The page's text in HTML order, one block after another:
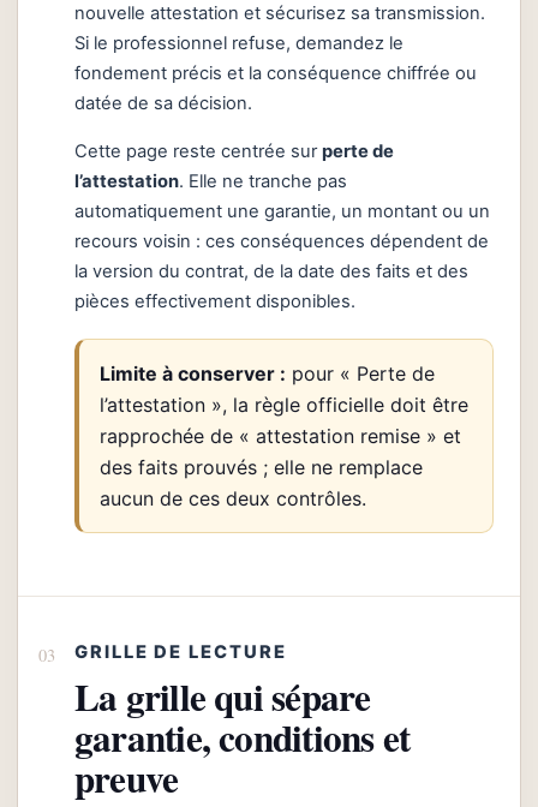
nouvelle attestation et sécurisez sa transmission.
Si le professionnel refuse, demandez le
fondement précis et la conséquence chiffrée ou
datée de sa décision.
Cette page reste centrée surperte de
l’attestation. Elle ne tranche pas
automatiquement une garantie, un montant ou un
recours voisin : ces conséquences dépendent de
la version du contrat, de la date des faits et des
pièces effectivement disponibles.
Limite à conserver : pour « Perte de
l’attestation », la règle officielle doit être
rapprochée de « attestation remise » et
des faits prouvés ; elle ne remplace
aucun de ces deux contrôles.
GRILLE DE LECTURE
La grille qui sépare
garantie, conditions et
preuve